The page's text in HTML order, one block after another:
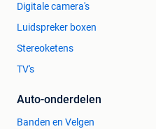
Digitale camera's
Luidspreker boxen
Stereoketens
TV's
Auto-onderdelen
Banden en Velgen